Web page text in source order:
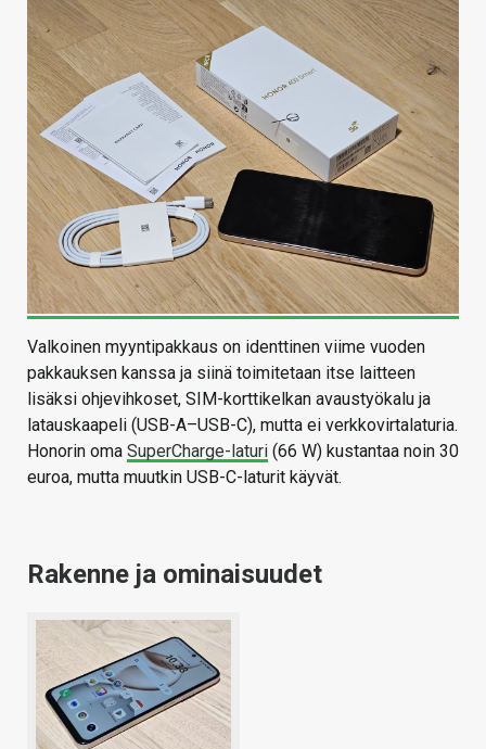
Valkoinen myyntipakkaus on identtinen viime vuoden
pakkauksen kanssa ja siinä toimitetaan itse laitteen
lisäksi ohjevihkoset, SIM-korttikelkan avaustyökalu ja
latauskaapeli (USB-A–USB-C), mutta ei verkkovirtalaturia.
Honorin oma SuperCharge-laturi (66 W) kustantaa noin 30
euroa, mutta muutkin USB-C-laturit käyvät.
Rakenne ja ominaisuudet